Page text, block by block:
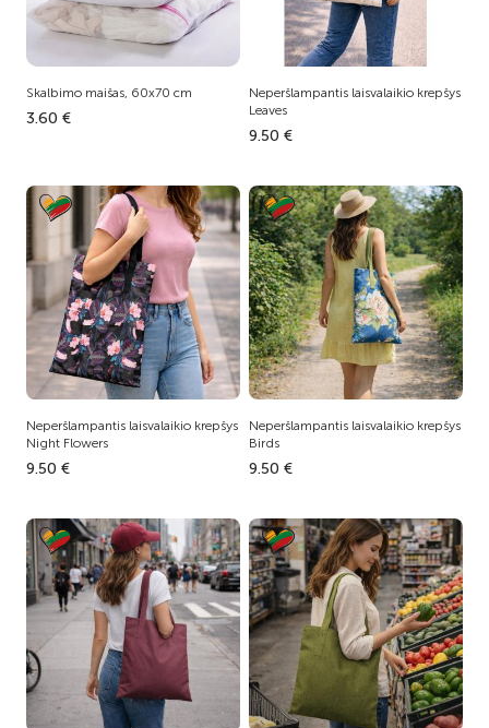
Skalbimo maišas, 60x70 cm
3.60 €
Neperšlampantis laisvalaikio krepšys
Leaves
9.50 €
Neperšlampantis laisvalaikio krepšys
Night Flowers
9.50 €
Neperšlampantis laisvalaikio krepšys
Birds
9.50 €